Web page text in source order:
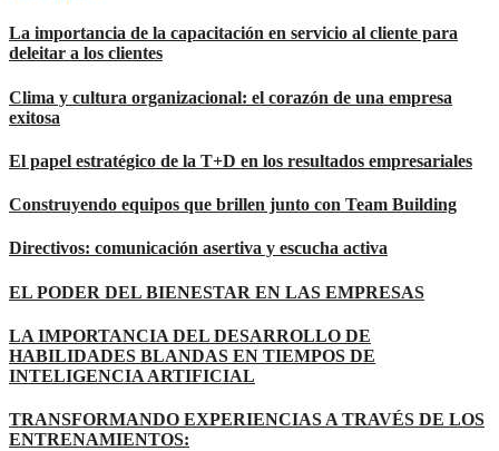
La importancia de la capacitación en servicio al cliente para
deleitar a los clientes
Clima y cultura organizacional: el corazón de una empresa
exitosa
El papel estratégico de la T+D en los resultados empresariales
Construyendo equipos que brillen junto con Team Building
Directivos: comunicación asertiva y escucha activa
EL PODER DEL BIENESTAR EN LAS EMPRESAS
LA IMPORTANCIA DEL DESARROLLO DE
HABILIDADES BLANDAS EN TIEMPOS DE
INTELIGENCIA ARTIFICIAL
TRANSFORMANDO EXPERIENCIAS A TRAVÉS DE LOS
ENTRENAMIENTOS: